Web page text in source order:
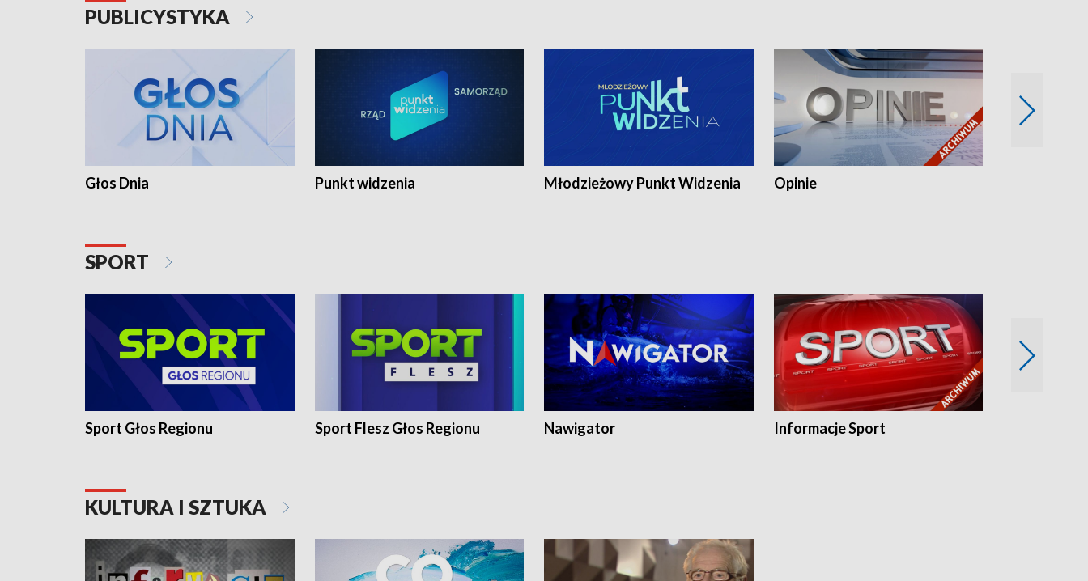
PUBLICYSTYKA
Głos Dnia Punkt widzenia Młodzieżowy Punkt Widzenia Opinie
SPORT
Sport Głos Regionu Sport Flesz Głos Regionu Nawigator Informacje Sport
KULTURA I SZTUKA